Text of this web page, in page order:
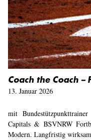
Coach the Coach
13. Januar 2026
mit
Capitals & BSVNRW
Modern. Langfristig